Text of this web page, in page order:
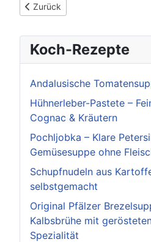
Vorheriger Beitrag: 75 Jahre
Zurück
Koch-Rezepte
Andalusische
Hühnerleber-Pastete –
Cognac & Kräutern
Pochljobka – Klare
Gemüsesuppe ohne
Schupfnudeln aus
selbstgemacht
Original Pfälzer
Kalbsbrühe mit
Spezialität